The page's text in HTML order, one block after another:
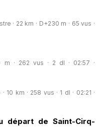
· 22 km · D+230 m · 65 vus ·
m · 262 vus · 2 dl · 02:57 ·
10 km · 258 vus · 1 dl · 02:21 ·
départ de Saint-Cirq-